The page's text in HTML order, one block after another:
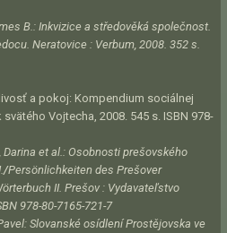
B.: Inkvizice a středověká společnost.
. Neratovice : Verbum, 2008. 352 s.
a pokoj: Kompendium sociálnej
Vojtecha, 2008. 545 s. ISBN 978-
Darina et al.: Osobnosti prešovského
/Persönlichkeiten des Prešover
II . Prešov : Vydavateľstvo
978-80-7165-721-7
Slovanské osídlení Prostějovska ve